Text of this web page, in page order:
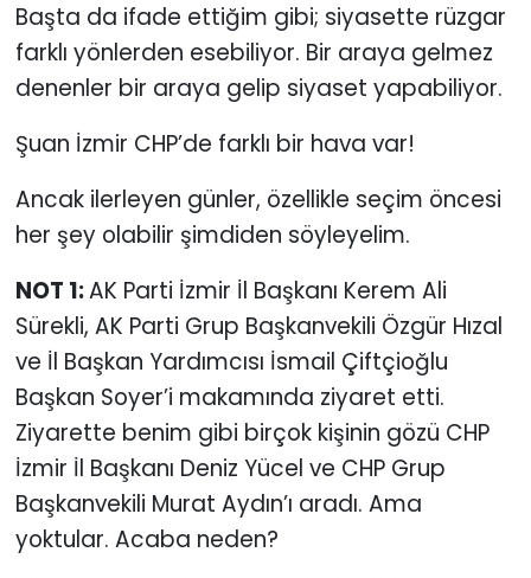
Başta da ifade ettiğim gibi; siyasette rüzgar
farklı yönlerden esebiliyor. Bir araya gelmez
denenler bir araya gelip siyaset yapabiliyor.
Şuan İzmir CHP’de farklı bir hava var!
Ancak ilerleyen günler, özellikle seçim öncesi
her şey olabilir şimdiden söyleyelim.
NOT 1:AK Parti İzmir İl Başkanı Kerem Ali
Sürekli, AK Parti Grup Başkanvekili Özgür Hızal
ve İl Başkan Yardımcısı İsmail Çiftçioğlu
Başkan Soyer’i makamında ziyaret etti.
Ziyarette benim gibi birçok kişinin gözü CHP
İzmir İl Başkanı Deniz Yücel ve CHP Grup
Başkanvekili Murat Aydın’ı aradı. Ama
yoktular. Acaba neden?